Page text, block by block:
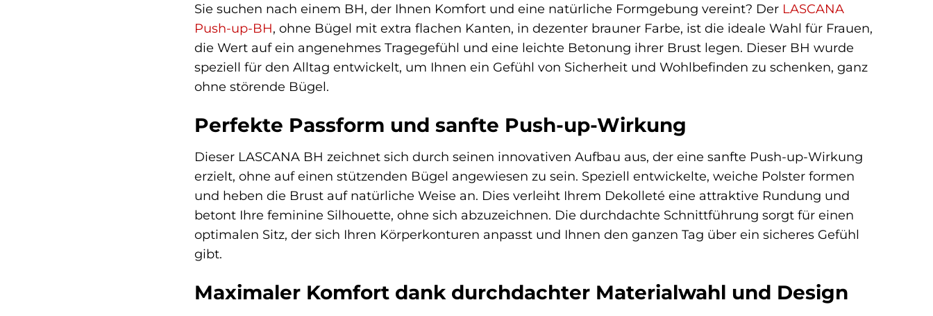
Sie suchen nach einem BH, der Ihnen Komfort und eine natürliche Formgebung vereint? Der LASCANA
Push-up-BH, ohne Bügel mit extra flachen Kanten, in dezenter brauner Farbe, ist die ideale Wahl für Frauen,
die Wert auf ein angenehmes Tragegefühl und eine leichte Betonung ihrer Brust legen. Dieser BH wurde
speziell für den Alltag entwickelt, um Ihnen ein Gefühl von Sicherheit und Wohlbefinden zu schenken, ganz
ohne störende Bügel.
Perfekte Passform und sanfte Push-up-Wirkung
Dieser LASCANA BH zeichnet sich durch seinen innovativen Aufbau aus, der eine sanfte Push-up-Wirkung
erzielt, ohne auf einen stützenden Bügel angewiesen zu sein. Speziell entwickelte, weiche Polster formen
und heben die Brust auf natürliche Weise an. Dies verleiht Ihrem Dekolleté eine attraktive Rundung und
betont Ihre feminine Silhouette, ohne sich abzuzeichnen. Die durchdachte Schnittführung sorgt für einen
optimalen Sitz, der sich Ihren Körperkonturen anpasst und Ihnen den ganzen Tag über ein sicheres Gefühl
gibt.
Maximaler Komfort dank durchdachter Materialwahl und Design